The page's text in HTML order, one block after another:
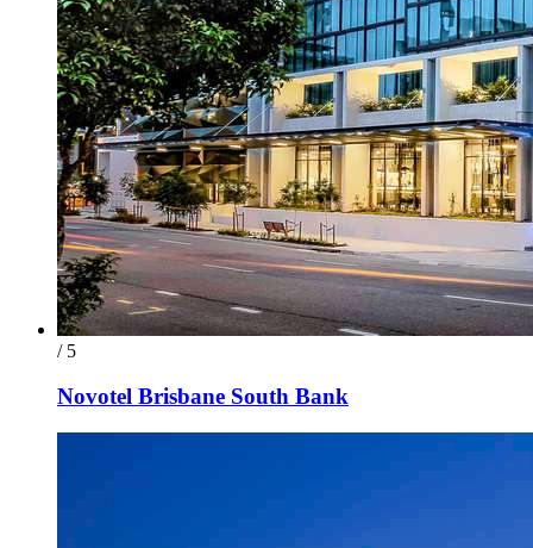
/ 5
Novotel Brisbane South Bank